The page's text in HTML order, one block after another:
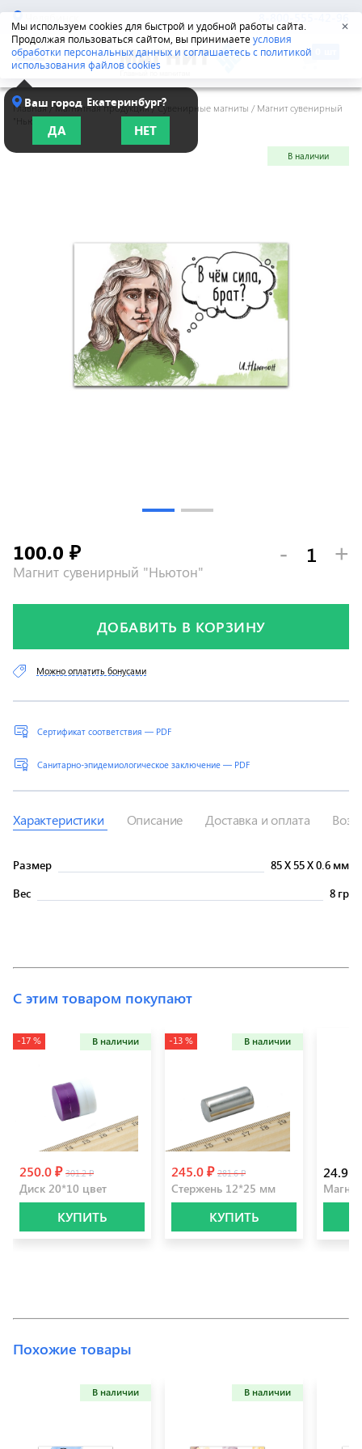
Мы используем cookies для быстрой и удобной работы сайта.
Продолжая пользоваться сайтом, вы принимаетеусловия
обработки персональных данных и соглашаетесь с политикой
использования файлов cookies
✕
Челябинск 8-800-555-42-96
Ваш город Екатеринбург?
ДА НЕТ
Главная /Магнитная продукция/Сувенирные магниты /Магнит сувенирный
"Ньютон"
В наличии
Магнит сувенирный "Ньютон"
100.0 ₽ - +
ДОБАВИТЬ В КОРЗИНУ
Сертификат соответствия — PDF
Санитарно-эпидемиологическое заключение — PDF
Можно оплатить бонусами
Характеристики Описание Доставка и оплата
Размер 85X55X0.6 мм
Вес
8 гр
С этим товаром покупают
-17 % В наличии
250.0 ₽ 301.2 ₽
Диск 20*10 цвет
КУПИТЬ
-13 % В наличии
245.0 ₽ 281.6 ₽
Стержень 12*25 мм
КУПИТЬ
24.9 ₽
Похожие товары
В наличии В наличии